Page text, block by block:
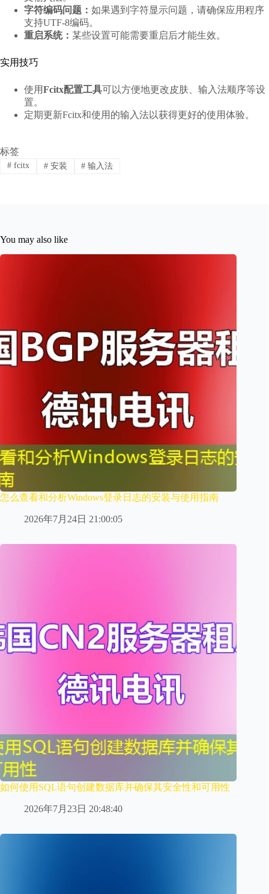
字符编码问题： 如果遇到字符显示问题，请确保应用程序
支持UTF-8编码。
重启系统： 某些设置可能需要重启后才能生效。
实用技巧
使用Fcitx配置工具可以方便地更改皮肤、输入法顺序等设
置。
定期更新Fcitx和使用的输入法以获得更好的使用体验。
标签
#fcitx #安装 # 输入法
You may also like
怎么查看和分析Windows登录日志的安装与使用指南
2026年7月24日 21:00:05
如何使用SQL语句创建数据库并确保其安全性和可用性
2026年7月23日 20:48:40